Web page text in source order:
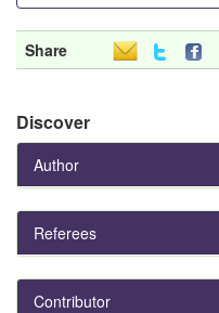
Share
Discover
Author
Referees
Contributor